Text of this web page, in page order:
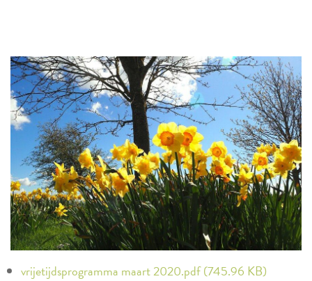
vrijetijdsprogramma maart 2020.pdf (745.96 KB)